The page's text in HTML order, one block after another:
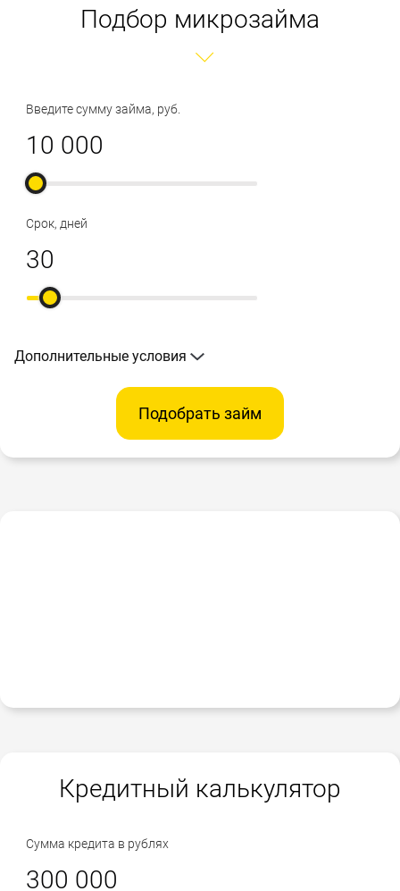
Подбор микрозайма
Введите сумму займа, руб.
Срок, дней
Дополнительные условия
Подобрать займ
Кредитный калькулятор
Сумма кредита в рублях